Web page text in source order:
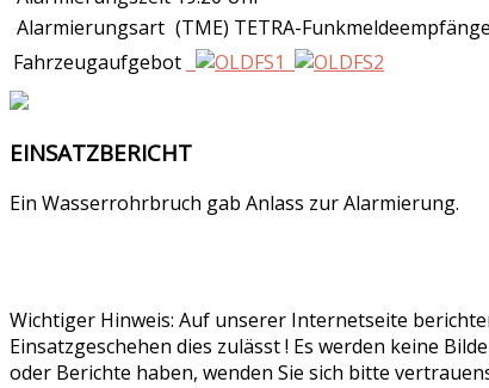
Alarmierungsart (TME) TETRA-
Fahrzeugaufgebot
EINSATZBERICHT
Ein Wasserrohrbruch gab Anlass zur Alarmierung.
Wichtiger Hinweis: Auf unserer Internetseite
Einsatzgeschehen dies zulässt ! Es werden keine
oder Berichte haben, wenden Sie sich bitte